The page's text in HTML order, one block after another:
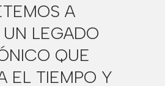
A
LEGADO
QUE
EL TIEMPO Y